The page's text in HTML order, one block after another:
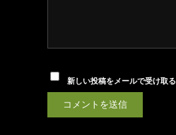
新しい投稿をメールで受け取る